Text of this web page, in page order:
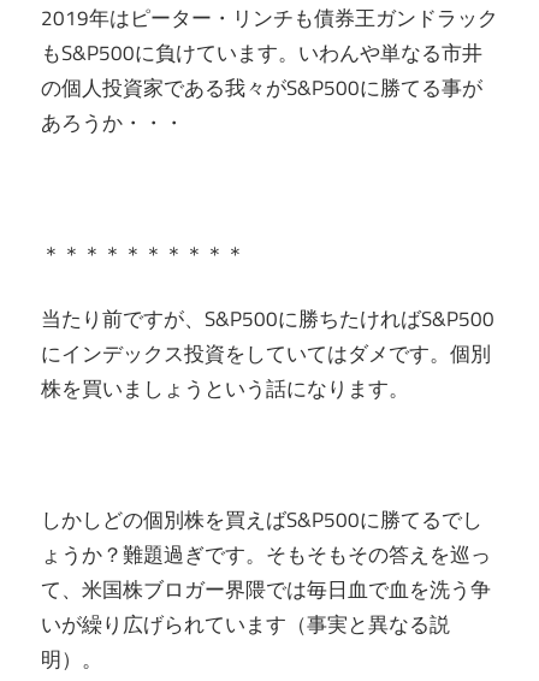
2019年はピーター・リンチも債券王ガンドラック
もS&P500に負けています。いわんや単なる市井
の個人投資家である我々がS&P500に勝てる事が
あろうか・・・
＊＊＊＊＊＊＊＊＊＊
当たり前ですが、S&P500に勝ちたければS&P500
にインデックス投資をしていてはダメです。個別
株を買いましょうという話になります。
しかしどの個別株を買えばS&P500に勝てるでし
ょうか？難題過ぎです。そもそもその答えを巡っ
て、米国株ブロガー界隈では毎日血で血を洗う争
いが繰り広げられています（事実と異なる説
明）。